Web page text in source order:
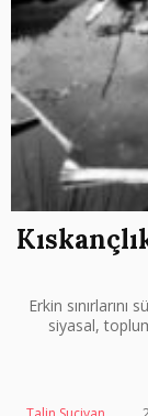
Erkin
siyasal,